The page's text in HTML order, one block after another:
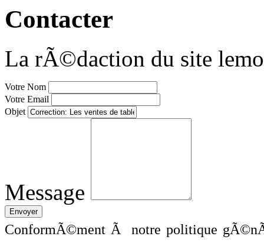
Contacter
La rÃ©daction du site
Votre Nom
Votre Email
Objet
Message
ConformÃ©ment Ã notre politique